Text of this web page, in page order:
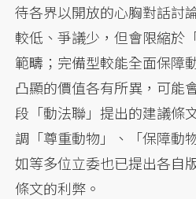
待各界以開放的心胸對話討
較低、爭議少，但會限縮於
範疇；完備型較能全面保障
凸顯的價值各有所異，可能
段「動法聯」提出的建議條
調「尊重動物」、「保障動
如等多位立委也已提出各自
條文的利弊。